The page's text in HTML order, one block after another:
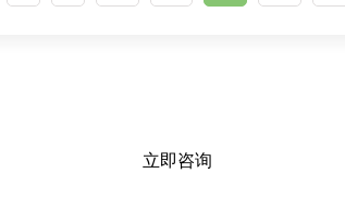
立即咨询